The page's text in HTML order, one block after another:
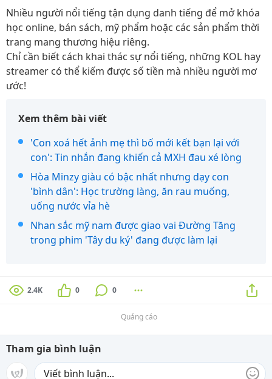
Nhiều người nổi tiếng tận dụng danh tiếng để mở khóa
học online, bán sách, mỹ phẩm hoặc các sản phẩm thời
trang mang thương hiệu riêng.
Chỉ cần biết cách khai thác sự nổi tiếng, những KOL hay
streamer có thể kiếm được số tiền mà nhiều người mơ
ước!
Xem thêm bài viết
'Con xoá hết ảnh mẹ thì bố mới kết bạn lại với
con': Tin nhắn đang khiến cả MXH đau xé lòng
Hòa Minzy giàu có bậc nhất nhưng dạy con
'bình dân': Học trường làng, ăn rau muống,
uống nước vỉa hè
Nhan sắc mỹ nam được giao vai Đường Tăng
trong phim 'Tây du ký' đang được làm lại
2.4K 0 0
Quảng cáo
Tham gia bình luận